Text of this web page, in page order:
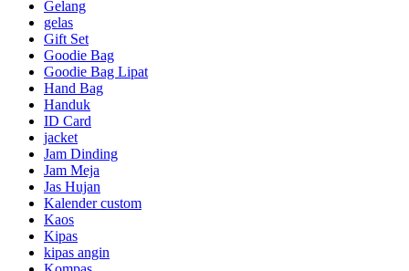
Gelang
gelas
Gift Set
Goodie Bag
Goodie Bag Lipat
Hand Bag
Handuk
ID Card
jacket
Jam Dinding
Jam Meja
Jas Hujan
Kalender custom
Kaos
Kipas
kipas angin